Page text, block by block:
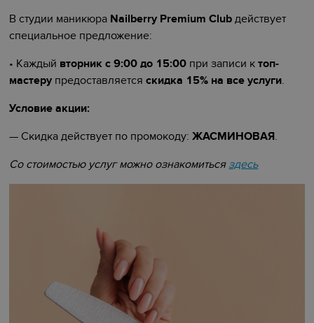
В студии маникюра Nailberry Premium Club действует
специальное предложение:
• Каждый вторник с 9:00 до 15:00 при записи ктоп-
мастеру предоставляетсяскидка 15% на все услуги.
Условие акции:
— Скидка действует по промокоду:ЖАСМИНОВАЯ.
Со стоимостью услуг можно ознакомиться здесь